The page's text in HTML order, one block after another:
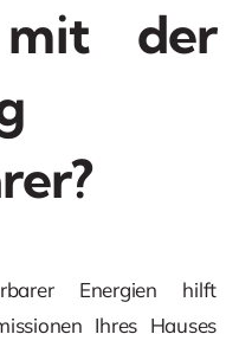
der
Energien hilft
Ihres Hauses